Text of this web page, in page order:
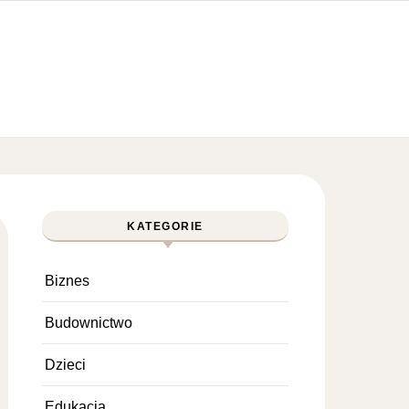
KATEGORIE
Biznes
Budownictwo
Dzieci